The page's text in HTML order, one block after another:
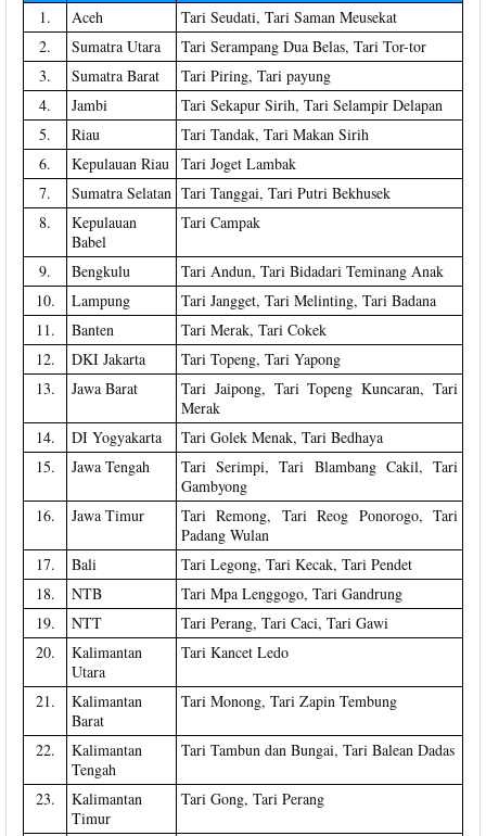
1. Aceh
Tari Seudati, Tari Saman Meusekat
2.
Sumatra Utara
Tari Serampang Dua Belas, Tari Tor-tor
3.
Sumatra Barat
Tari Piring, Tari payung
4.
Jambi
Tari Sekapur Sirih, Tari Selampir Delapan
5.
Riau
Tari Tandak, Tari Makan Sirih
6.
Kepulauan Riau Tari Joget Lambak
7.
Sumatra Selatan Tari Tanggai, Tari Putri Bekhusek
8.
Kepulauan
Babel
Tari Campak
9. Bengkulu
Tari Andun, Tari Bidadari Teminang Anak
10.
Lampung
Tari Jangget, Tari Melinting, Tari Badana
11.
Banten
Tari Merak, Tari Cokek
12.
DKI Jakarta
Tari Topeng, Tari Yapong
13.
Jawa Barat
Tari Jaipong, Tari Topeng Kuncaran, Tari
Merak
14.
DI Yogyakarta
Tari Golek Menak, Tari Bedhaya
15.
Jawa Tengah
Tari Serimpi, Tari Blambang Cakil, Tari
Gambyong
16.
Jawa Timur
Tari Remong, Tari Reog Ponorogo, Tari
Padang Wulan
17.
Bali
Tari Legong, Tari Kecak, Tari Pendet
18.
NTB
Tari Mpa Lenggogo, Tari Gandrung
19.
NTT
Tari Perang, Tari Caci, Tari Gawi
20.
Kalimantan
Utara
Tari Kancet Ledo
21.
Kalimantan
Barat
Tari Monong, Tari Zapin Tembung
22.
Kalimantan
Tengah
Tari Tambun dan Bungai, Tari Balean Dadas
23.
Kalimantan
Timur
Tari Gong, Tari Perang